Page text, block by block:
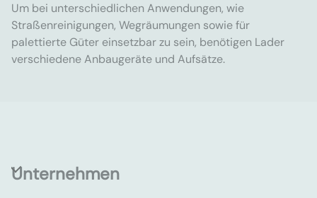
Um bei unterschiedlichen Anwendungen, wie
Straßenreinigungen, Wegräumungen sowie für
palettierte Güter einsetzbar zu sein, benötigen Lader
verschiedene Anbaugeräte und Aufsätze.
Unternehmen